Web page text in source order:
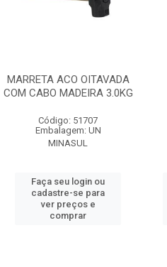
MARRETA ACO OITAVADA
COM CABO MADEIRA 3.0KG
Código: 51707
Embalagem: UN
MINASUL
Faça seu login ou
cadastre-se para
ver preços e
comprar